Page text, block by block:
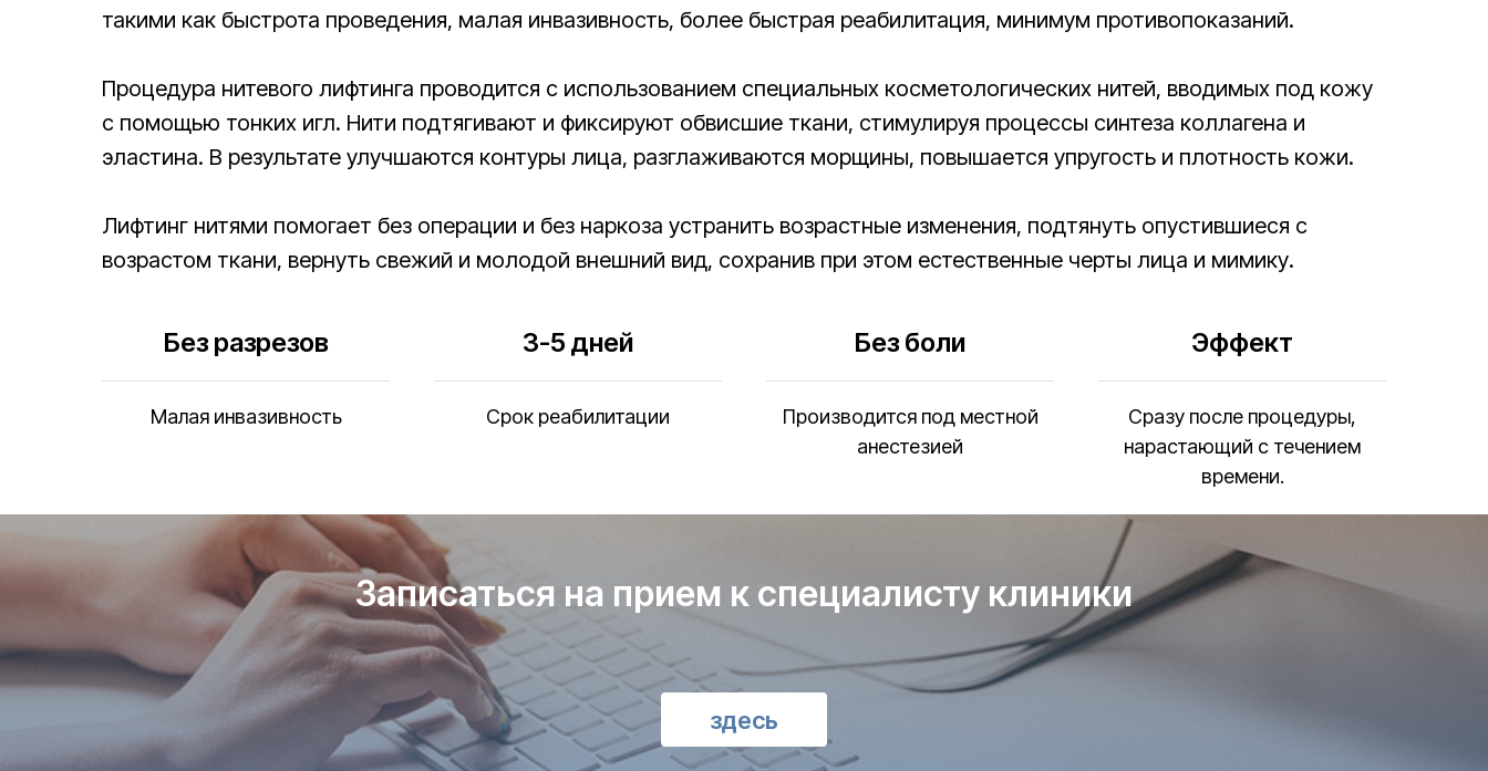
такими как быстрота проведения, малая инвазивность, более быстрая реабилитация, минимум противопоказаний.
Процедура нитевого лифтинга проводится с использованием специальных косметологических нитей, вводимых под кожу
с помощью тонких игл. Нити подтягивают и фиксируют обвисшие ткани, стимулируя процессы синтеза коллагена и
эластина. В результате улучшаются контуры лица, разглаживаются морщины, повышается упругость и плотность кожи.
Лифтинг нитями помогает без операции и без наркоза устранить возрастные изменения, подтянуть опустившиеся с
возрастом ткани, вернуть свежий и молодой внешний вид, сохранив при этом естественные черты лица и мимику.
Без разрезов
Малая инвазивность
3-5 дней
Срок реабилитации
Без боли
Производится под местной
анестезией
Эффект
Сразу после процедуры,
нарастающий с течением
времени.
Записаться на прием к специалисту клиники
здесь